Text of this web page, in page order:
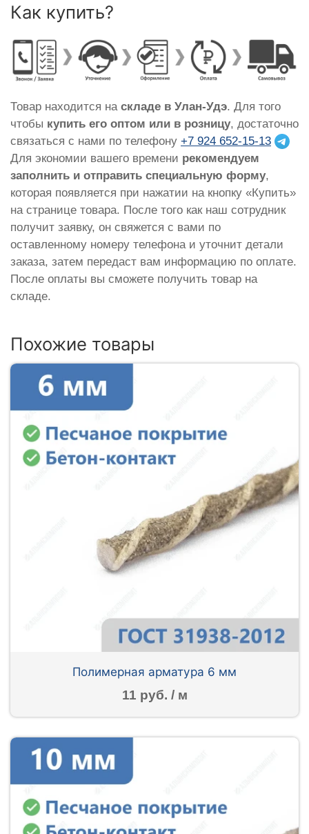
Как купить?
Товар находится на складе в Улан-Удэ. Для того
чтобы купить его оптом или в розницу, достаточно
связаться с нами по телефону +7 924 652-15-13
Для экономии вашего времени рекомендуем
заполнить и отправить специальную форму,
которая появляется при нажатии на кнопку «Купить»
на странице товара. После того как наш сотрудник
получит заявку, он свяжется с вами по
оставленному номеру телефона и уточнит детали
заказа, затем передаст вам информацию по оплате.
После оплаты вы сможете получить товар на
складе.
Похожие товары
Полимерная арматура 6 мм
11 руб. / м